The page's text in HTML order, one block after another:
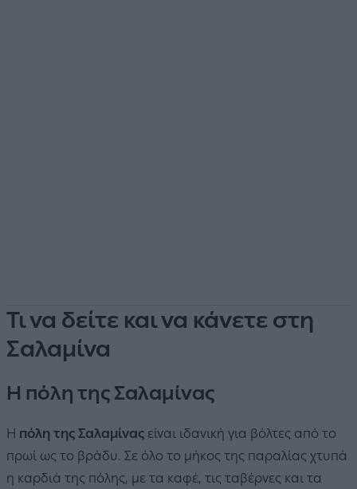
Τι να δείτε και να κάνετε στη
Σαλαμίνα
Η πόλη της Σαλαμίνας
Η πόλη της Σαλαμίνας είναι ιδανική για βόλτες από το
πρωί ως το βράδυ. Σε όλο το μήκος της παραλίας χτυπά
η καρδιά της πόλης, με τα καφέ, τις ταβέρνες και τα